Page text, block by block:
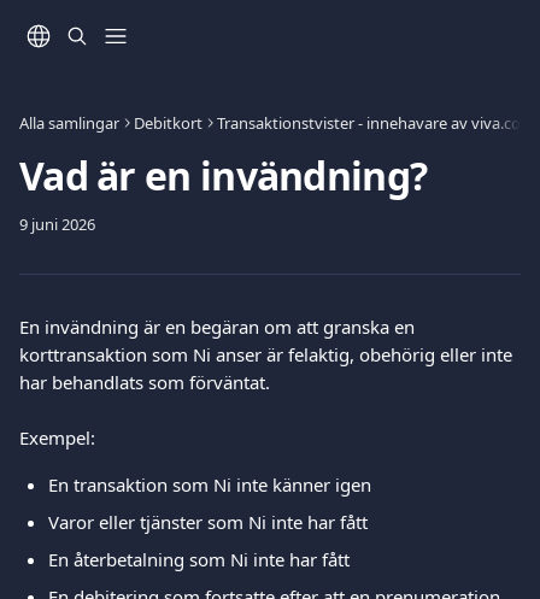
Alla samlingar Debitkort Transaktionstvister - innehavare av
Vad är en invändning?
9 juni 2026
En invändning är en begäran om att granska en
korttransaktion som Ni anser är felaktig, obehörig eller inte
har behandlats som förväntat.
Exempel:
En transaktion som Ni inte känner igen
Varor eller tjänster som Ni inte har fått
En återbetalning som Ni inte har fått